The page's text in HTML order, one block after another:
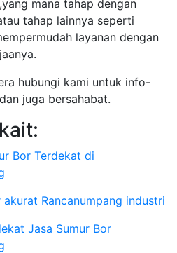
mana tahap dengan
tahap lainnya seperti
layanan dengan
hubungi kami untuk info-
juga bersahabat.
Bor Terdekat di
Rancanumpang industri
Jasa Sumur Bor